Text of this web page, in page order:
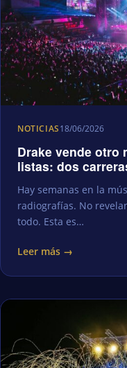
NOTICIAS18/06/2026
Drake vende otro
listas: dos
Hay semanas en la
radiografías. No
todo. Esta es…
Leer más →